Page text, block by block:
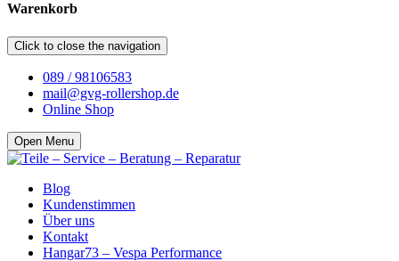
Warenkorb
Click to close the navigation
089 / 98106583
mail@gvg-rollershop.de
Online Shop
Open Menu
Blog
Kundenstimmen
Über uns
Kontakt
Hangar73 – Vespa Performance